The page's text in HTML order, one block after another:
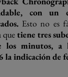
con un
Esto no es
quetiene tres
los minutos, a
la indicación de